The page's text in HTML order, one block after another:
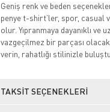
Geniş renk ve beden
penye t-shirt’ler, spor, casual
olur. Yıpranmaya dayanıklı ve
vazgeçilmez bir parçası
verin, rahatlığı stilinizle
TAKSIT SEÇENEKLERI